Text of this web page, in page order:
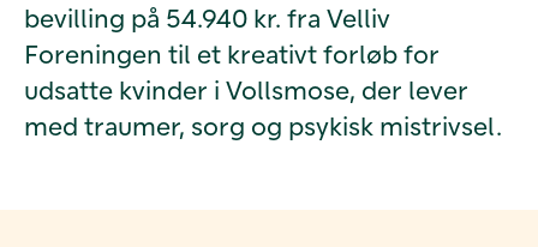
bevilling på 54.940 kr. fra Velliv
Foreningen til et kreativt forløb for
udsatte kvinder i Vollsmose, der lever
med traumer, sorg og psykisk mistrivsel.